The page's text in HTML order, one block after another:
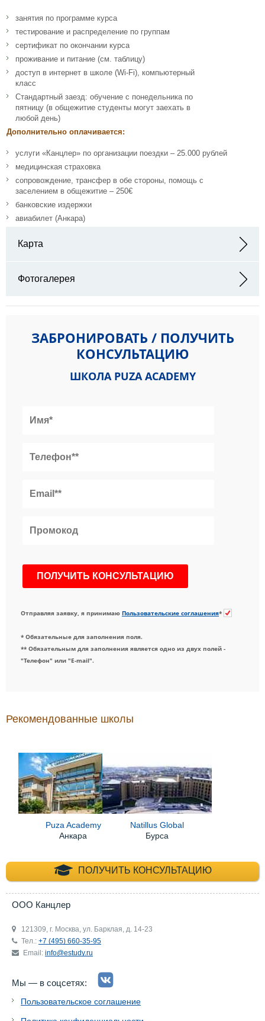
занятия по программе курса
тестирование и распределение по группам
сертификат по окончании курса
проживание и питание (см. таблицу)
доступ в интернет в школе (Wi-Fi), компьютерный
класс
Стандартный заезд: обучение с понедельника по
пятницу (в общежитие студенты могут заехать в
любой день)
Дополнительно оплачивается:
услуги «Канцлер» по организации поездки – 25.000 рублей
медицинская страховка
сопровождение, трансфер в обе стороны, помощь с
заселением в общежитие – 250€
банковские издержки
авиабилет (Анкара)
Карта
Çankaya/Ankara, Турция
Фотогалерея
ЗАБРОНИРОВАТЬ / ПОЛУЧИТЬ
КОНСУЛЬТАЦИЮ
ШКОЛА PUZA ACADEMY
Отправляя заявку, я принимаю Пользовательские соглашения*
* Обязательные для заполнения поля.
** Обязательным для заполнения является одно из двух полей -
"Телефон" или "E-mail".
Рекомендованные школы
Puza Academy
Анкара
Natillus Global
Бурса
ПОЛУЧИТЬ КОНСУЛЬТАЦИЮ
+7 (495) 660-35-
ООО Канцлер
121309, г. Москва, ул. Барклая, д. 14-23
Тел.: +7 (495) 660-35-95
Email: info@estudy.ru
Мы — в соцсетях:
Пользовательское соглашение